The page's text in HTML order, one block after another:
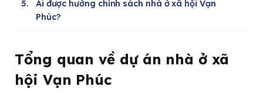
Ai được hưởng chính sách nhà ở xã hội Vạn
Phúc?
Tổng quan về dự án nhà ở xã
hội Vạn Phúc